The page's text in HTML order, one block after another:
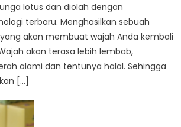
lotus dan diolah dengan
terbaru. Menghasilkan sebuah
akan membuat wajah Anda kembali
akan terasa lebih lembab,
alami dan tentunya halal. Sehingga
[…]